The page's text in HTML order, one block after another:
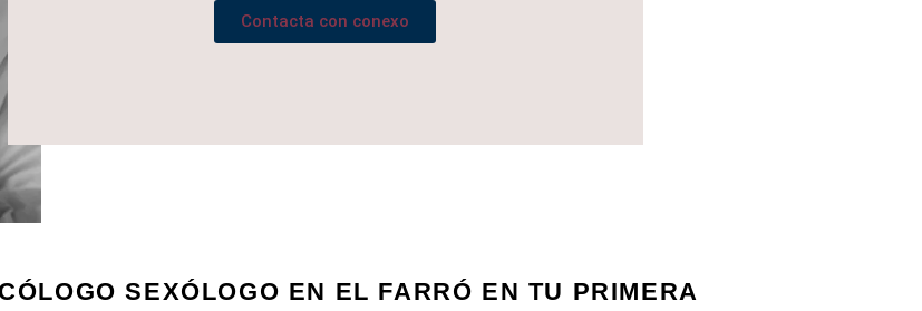
Contacta con conexo
SEXÓLOGO EN EL FARRÓ EN TU PRIMERA